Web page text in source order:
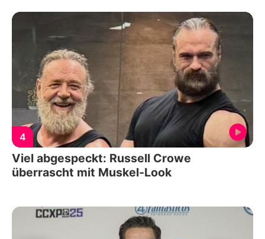
4
Viel abgespeckt: Russell Crowe
überrascht mit Muskel-Look